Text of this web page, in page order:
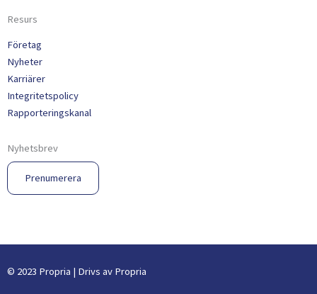
Resurs
Företag
Nyheter
Karriärer
Integritetspolicy
Rapporteringskanal
Nyhetsbrev
Prenumerera
© 2023 Propria | Drivs av Propria